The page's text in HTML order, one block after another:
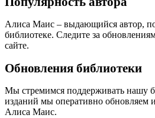
Алиса Маис – выдающийся автор,
библиотеке. Следите за
сайте.
Обновления библиотеки
Мы стремимся поддерживать нашу
изданий мы оперативно обновляем
Алиса Маис.